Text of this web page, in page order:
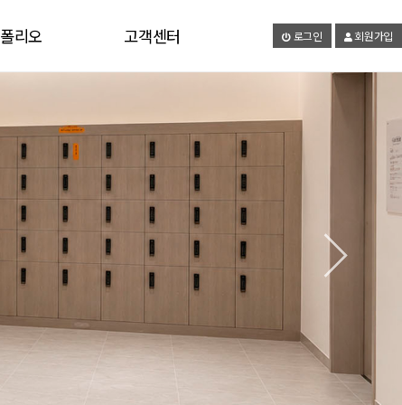
리오
브
고객센터
온라인문의
자료실
로그인 회원가입